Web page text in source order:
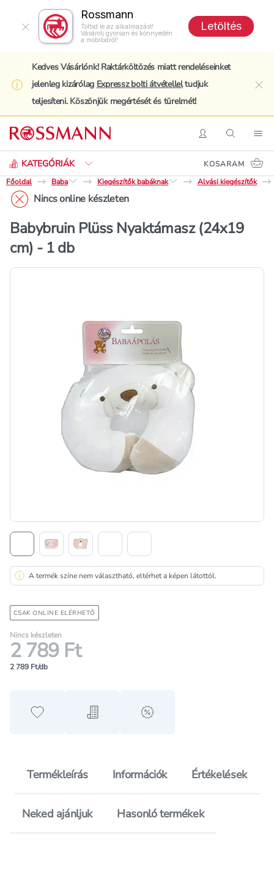
Rossmann
Töltsd le az alkalmazást!
Vásárolj gyorsan és könnyedén
a mobilodról!
Letöltés
Kedves Vásárlónk! Raktárköltözés miatt rendeléseinket
jelenleg kizárólag Expressz bolti átvételleltudjuk
teljesíteni. Köszönjük megértését és türelmét!
BelépésKeresés
KATEGÓRIÁK
Keresés
KOSARAM
Főoldal
Baba Kiegészítők babáknak Alvási kiegészítők
Nincs online készleten
Babybruin Plüss Nyaktámasz (24x19
cm) - 1 db
A termék színe nem választható, eltérhet a képen látottól.
CSAK ONLINE ELÉRHETŐ
Nincs készleten
2 789 Ft
2 789 Ft/db
Hozzáadás a kedvencekhez
Hozzáadás a bevásárló listához
alert when on sale
Termékleírás Információk Értékelések
Neked ajánljuk Hasonló termékek